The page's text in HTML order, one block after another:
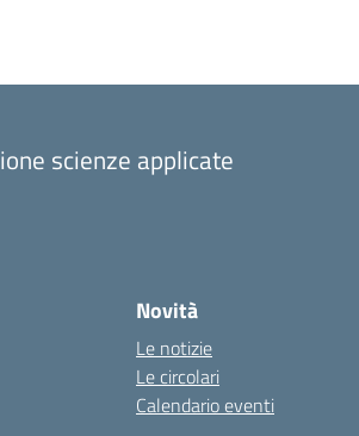
scienze applicate
Novità
Le notizie
Le circolari
Calendario eventi